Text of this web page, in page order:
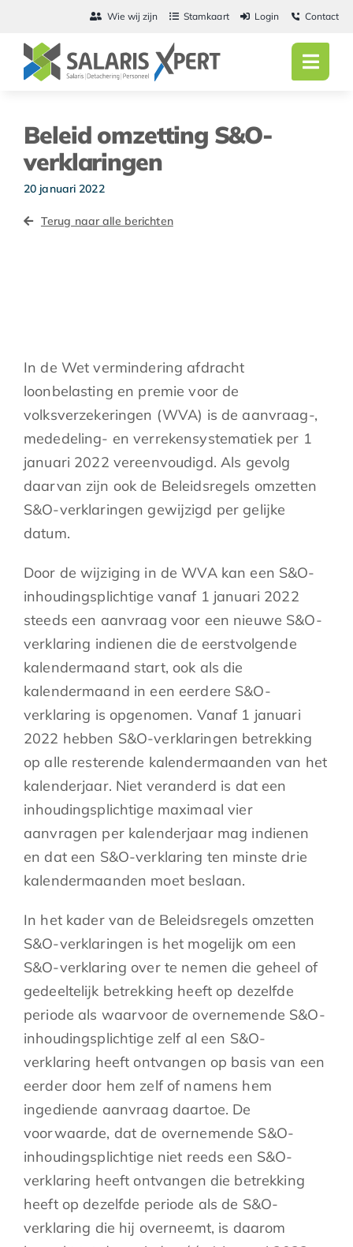
inhoud
Wie wij zijn Stamkaart Login Contact
Beleid omzetting S&O-
verklaringen
20 januari 2022
Terug naar alle berichten
In de Wet vermindering afdracht
loonbelasting en premie voor de
volksverzekeringen (WVA) is de aanvraag-,
mededeling- en verrekensystematiek per 1
januari 2022 vereenvoudigd. Als gevolg
daarvan zijn ook de Beleidsregels omzetten
S&O-verklaringen gewijzigd per gelijke
datum.
Door de wijziging in de WVA kan een S&O-
inhoudingsplichtige vanaf 1 januari 2022
steeds een aanvraag voor een nieuwe S&O-
verklaring indienen die de eerstvolgende
kalendermaand start, ook als die
kalendermaand in een eerdere S&O-
verklaring is opgenomen. Vanaf 1 januari
2022 hebben S&O-verklaringen betrekking
op alle resterende kalendermaanden van het
kalenderjaar. Niet veranderd is dat een
inhoudingsplichtige maximaal vier
aanvragen per kalenderjaar mag indienen
en dat een S&O-verklaring ten minste drie
kalendermaanden moet beslaan.
In het kader van de Beleidsregels omzetten
S&O-verklaringen is het mogelijk om een
S&O-verklaring over te nemen die geheel of
gedeeltelijk betrekking heeft op dezelfde
periode als waarvoor de overnemende S&O-
inhoudingsplichtige zelf al een S&O-
verklaring heeft ontvangen op basis van een
eerder door hem zelf of namens hem
ingediende aanvraag daartoe. De
voorwaarde, dat de overnemende S&O-
inhoudingsplichtige niet reeds een S&O-
verklaring heeft ontvangen die betrekking
heeft op dezelfde periode als de S&O-
verklaring die hij overneemt, is daarom